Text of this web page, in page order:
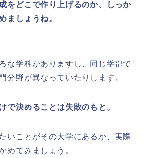
をどこで作り上げるのか、しっか
ましょうね。
な学科がありますし、同じ学部で
分野が異なっていたりします。
で決めることは失敗のもと。
いことがその大学にあるか、実際
めてみましょう。